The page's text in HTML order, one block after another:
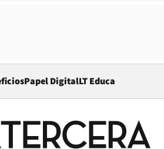
Papel DigitalOpens in new window
LT Educa